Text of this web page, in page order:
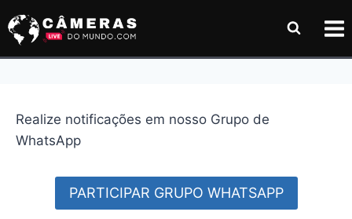
para
Realize notificações em nosso Grupo de
WhatsApp
PARTICIPAR GRUPO WHATSAPP